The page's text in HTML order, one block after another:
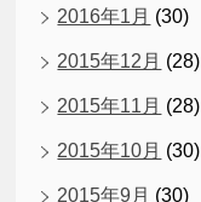
2016年1月 (30)
2015年12月 (28)
2015年11月 (28)
2015年10月 (30)
2015年9月 (30)